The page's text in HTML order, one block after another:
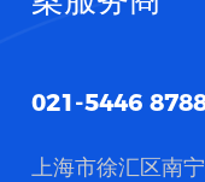
021-5446
上海市徐汇区南